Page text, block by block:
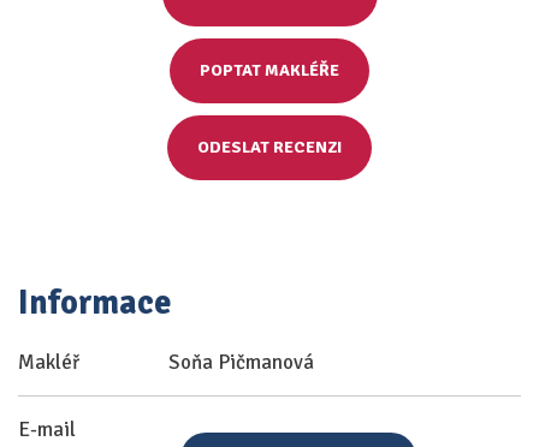
POPTAT MAKLÉŘE
ODESLAT RECENZI
Informace
Makléř Soňa Pičmanová
E-mail